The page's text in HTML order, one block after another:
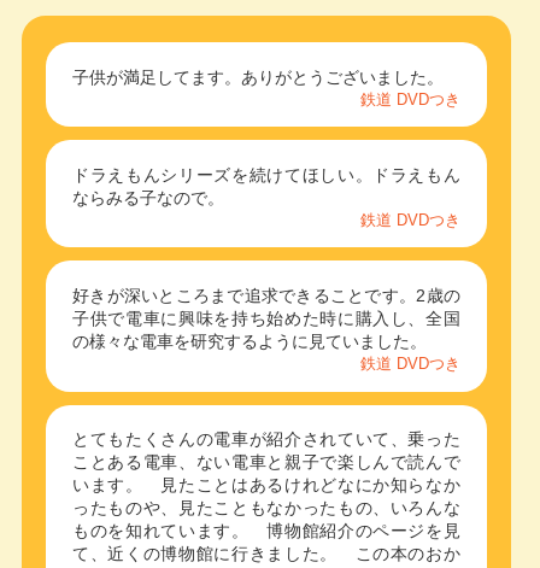
子供が満足してます。ありがとうございました。
鉄道 DVDつき
ドラえもんシリーズを続けてほしい。ドラえもん
ならみる子なので。
鉄道 DVDつき
好きが深いところまで追求できることです。2歳の
子供で電車に興味を持ち始めた時に購入し、全国
の様々な電車を研究するように見ていました。
鉄道 DVDつき
とてもたくさんの電車が紹介されていて、乗った
ことある電車、ない電車と親子で楽しんで読んで
います。 見たことはあるけれどなにか知らなか
ったものや、見たこともなかったもの、いろんな
ものを知れています。 博物館紹介のページを見
て、近くの博物館に行きました。 この本のおか